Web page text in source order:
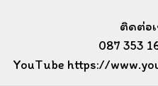
ติดต่อ
087 353
YouTube https://